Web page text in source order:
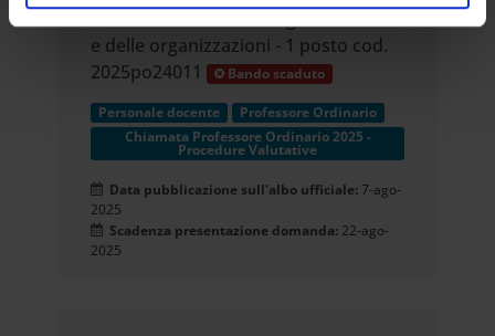
analizzare il nostro traffico. Condividiamo inoltre
informazioni sul modo in cui utilizzi il nostro sito con i
nostri partner che si occupano di analisi dei dati web,
pubblicità e social media, i quali potrebbero combinarle
con altre informazioni che hai fornito loro o che hanno
raccolto dal tuo utilizzo dei loro servizi.
e delle organizzazioni - 1 posto cod.
2025po24011
Bando scaduto
Personale docente
Professore Ordinario
Chiamata Professore Ordinario 2025 -
Procedure Valutative
Data pubblicazione sull'albo ufficiale: 7-ago-
2025
Scadenza presentazione domanda: 22-ago-
2025